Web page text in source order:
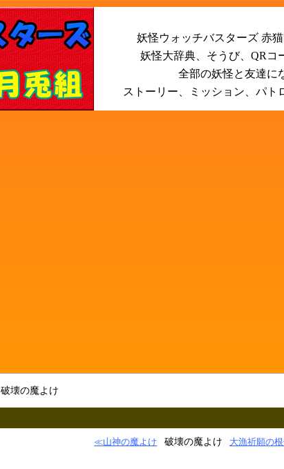
妖怪ウォッチバスターズ 赤
妖怪大辞典、そうび、QRコ
全部の妖怪と友達に
ストーリー、ミッション、パト
破壊の魔よけ
≪山神の魔よけ 破壊の魔よけ 大漁祈願の